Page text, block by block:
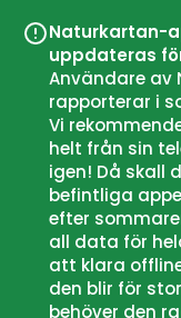
Naturkartan-
uppdateras
Användare av
rapporterar i
Vi
helt från sin
igen! Då skall
befintliga
efter
all data för
att klara
den blir för
behöver den